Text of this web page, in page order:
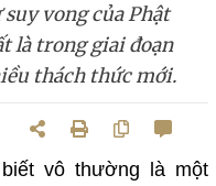
vong của Phật
là trong giai đoạn
thách thức mới.
vô thường là một